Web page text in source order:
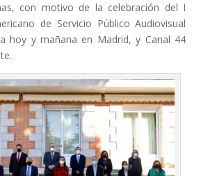
con motivo de la celebración del I
de Servicio Público Audiovisual
hoy y mañana en Madrid, y Canal 44